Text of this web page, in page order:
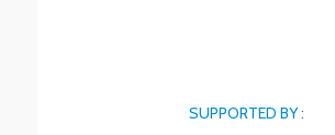
SUPPORTED BY :